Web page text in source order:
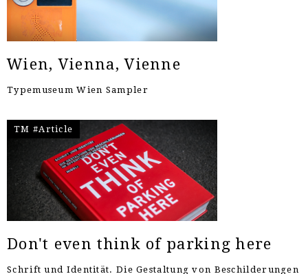
Wien, Vienna, Vienne
Typemuseum Wien Sampler
TM #Article
Don't even think of parking here
Schrift und Identität. Die Gestaltung von Beschilderungen